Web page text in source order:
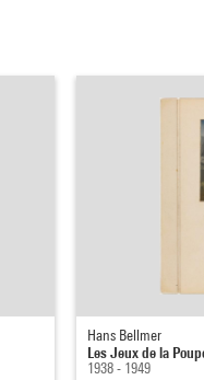
Hans Bellmer
Les Jeux de la
1938 - 1949